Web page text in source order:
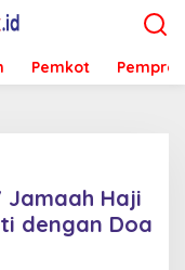
Pemkot Pemprov
Jamaah Haji
dengan Doa